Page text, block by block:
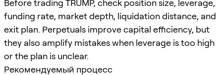
Before trading TRUMP, check position size, leverage,
funding rate, market depth, liquidation distance, and
exit plan. Perpetuals improve capital efficiency, but
they also amplify mistakes when leverage is too high
or the plan is unclear.
Рекомендуемый процесс